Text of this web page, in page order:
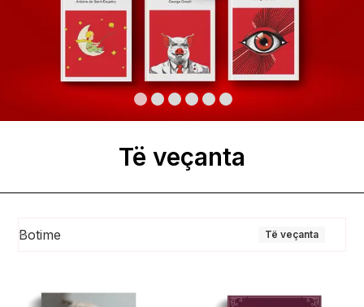
Të veçanta
Botime Të veçanta